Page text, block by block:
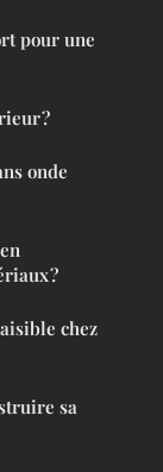
pour une
?
onde
?
chez
sa